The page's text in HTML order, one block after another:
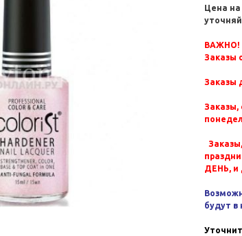
Цена на
ВАЖНО!
Заказы
Заказы
Заказы,
ДЕНЬ, и
будут в